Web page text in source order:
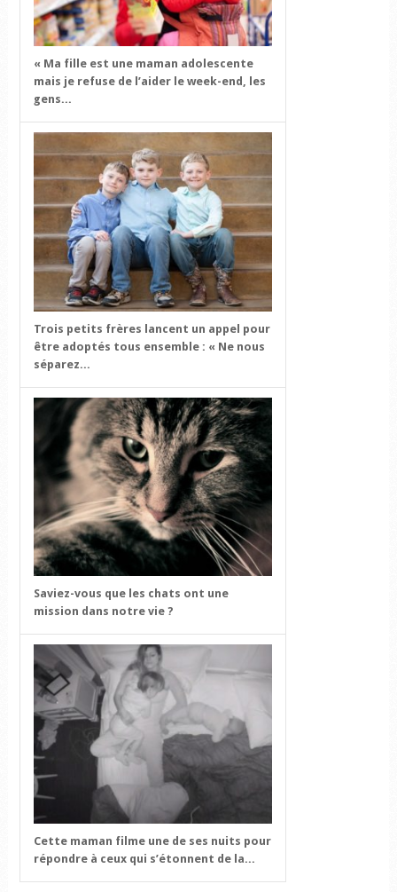
« Ma fille est une maman adolescente
mais je refuse de l’aider le week-end, les
gens...
Trois petits frères lancent un appel pour
être adoptés tous ensemble : « Ne nous
séparez...
Saviez-vous que les chats ont une
mission dans notre vie ?
Cette maman filme une de ses nuits pour
répondre à ceux qui s’étonnent de la...